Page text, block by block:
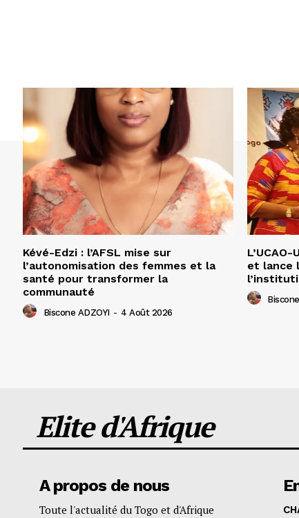
Kévé-Edzi : l’AFSL mise sur
l’autonomisation des femmes et la
santé pour transformer la
communauté
Biscone ADZOYI - 4 Août 2026
et lance
Elite d'Afrique
A propos de nous
Toute l'actualité du Togo et d'Afrique